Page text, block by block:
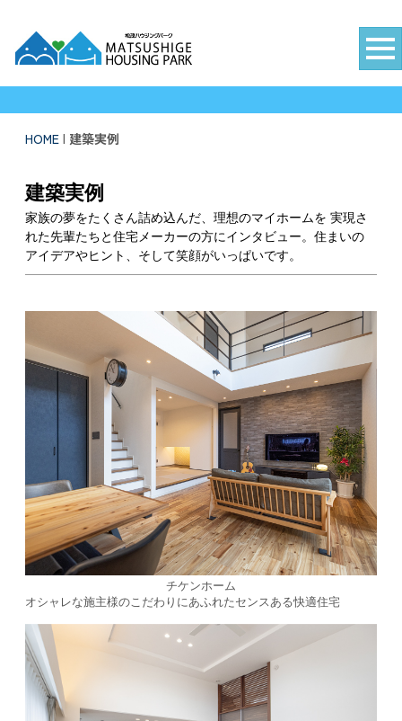
HOME | 建築実例
建築実例
家族の夢をたくさん詰め込んだ、理想のマイホームを 実現さ
れた先輩たちと住宅メーカーの方にインタビュー。住まいの
アイデアやヒント、そして笑顔がいっぱいです。
チケンホーム
オシャレな施主様のこだわりにあふれたセンスある快適住宅